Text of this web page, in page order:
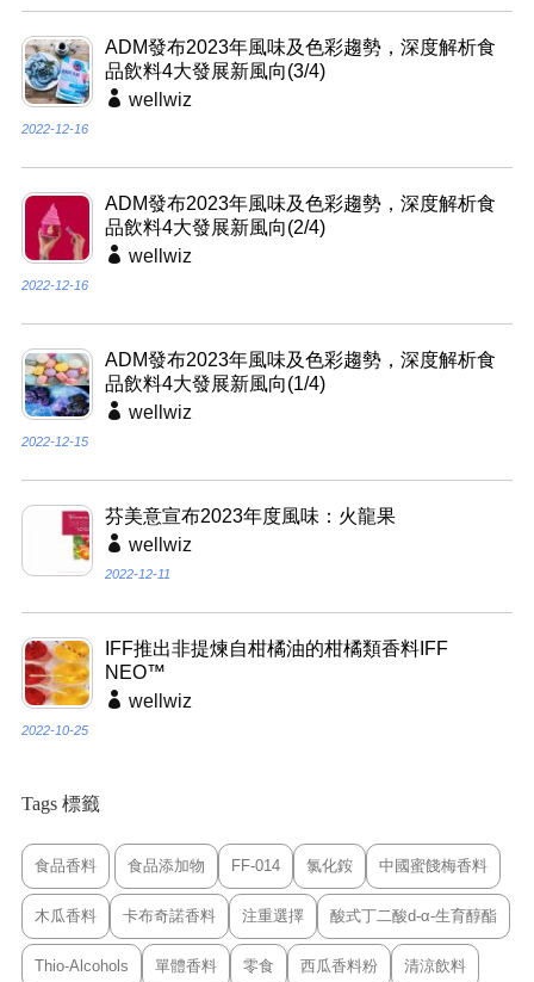
ADM發布2023年風味及色彩趨勢，深度解析食
品飲料4大發展新風向(3/4)
wellwiz
2022-12-16
ADM發布2023年風味及色彩趨勢，深度解析食
品飲料4大發展新風向(2/4)
wellwiz
2022-12-16
ADM發布2023年風味及色彩趨勢，深度解析食
品飲料4大發展新風向(1/4)
wellwiz
2022-12-15
芬美意宣布2023年度風味：火龍果
wellwiz
2022-12-11
IFF推出非提煉自柑橘油的柑橘類香料IFF
NEO™
wellwiz
2022-10-25
Tags 標籤
食品香料 食品添加物 FF-014 氯化銨 中國蜜餞梅香料
木瓜香料 卡布奇諾香料 注重選擇 酸式丁二酸d-α-生育醇酯
Thio-Alcohols 單體香料 零食 西瓜香料粉 清涼飲料